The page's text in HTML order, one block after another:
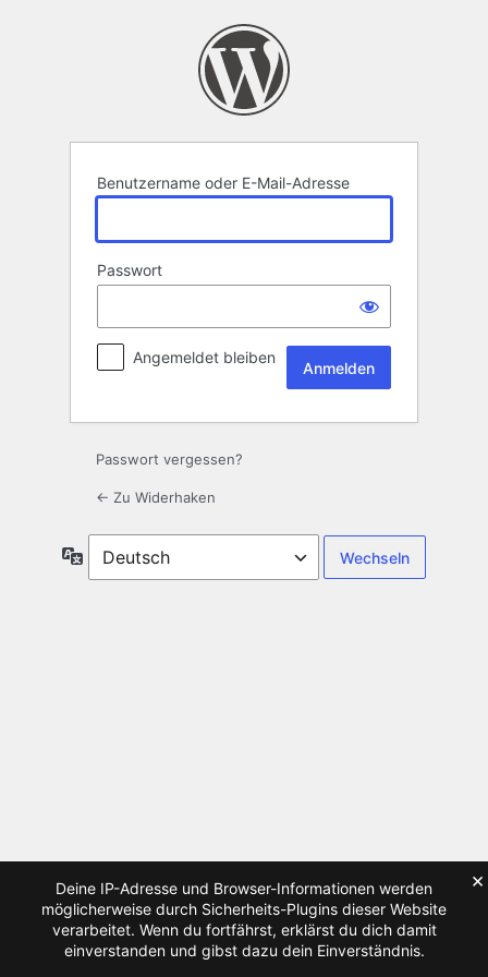
Benutzername oder E-Mail-Adresse
Passwort
Angemeldet bleiben
Passwort vergessen?
← Zu Widerhaken
Sprache
Deine IP-Adresse und Browser-Informationen werden
möglicherweise durch Sicherheits-Plugins dieser Website
verarbeitet. Wenn du fortfährst, erklärst du dich damit
einverstanden und gibst dazu dein Einverständnis.
×